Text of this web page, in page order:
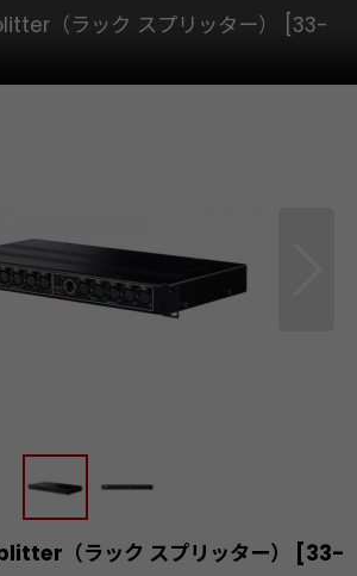
（ラック スプリッター）
33-
（ラック スプリッター） [33-